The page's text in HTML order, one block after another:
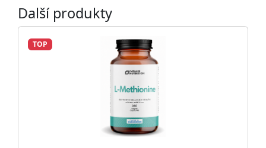
Další produkty
TOP